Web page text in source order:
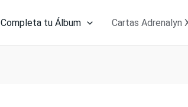
Completa tu Álbum Cartas Adrenalyn